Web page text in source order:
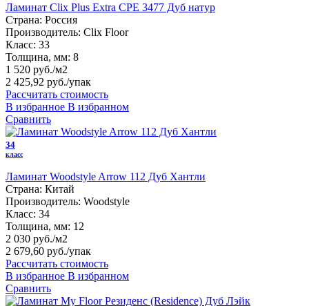
Ламинат Clix Plus Extra CPE 3477 Дуб натур
Страна: Россия
Производитель: Clix Floor
Класс: 33
Толщина, мм: 8
1 520 руб./м2
2 425,92 руб./упак
Рассчитать стоимость
В избранное В избранном
Сравнить
34
класс
Ламинат Woodstyle Arrow 112 Дуб Хантли
Страна: Китай
Производитель: Woodstyle
Класс: 34
Толщина, мм: 12
2 030 руб./м2
2 679,60 руб./упак
Рассчитать стоимость
В избранное В избранном
Сравнить